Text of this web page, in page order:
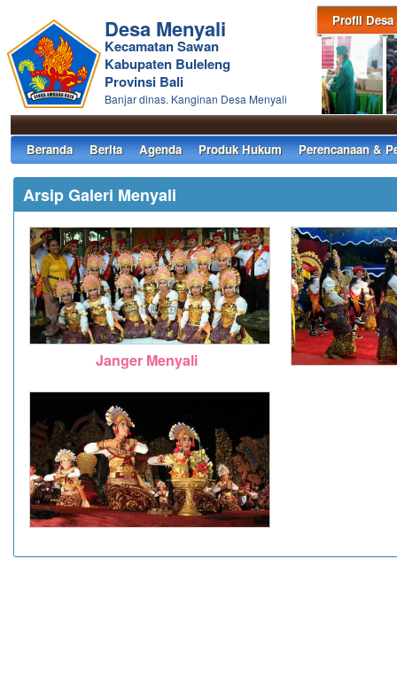
Profil Desa
Desa Menyali
Kecamatan Sawan
Kabupaten Buleleng
Provinsi Bali
Banjar dinas. Kanginan Desa Menyali
Beranda Berita Agenda Produk Hukum Perencanaan &
Arsip Galeri Menyali
Janger Menyali